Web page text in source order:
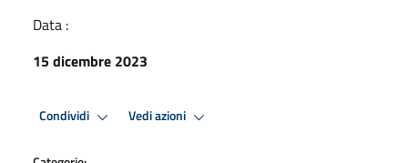
Data :
15 dicembre 2023
Condividi Vedi azioni